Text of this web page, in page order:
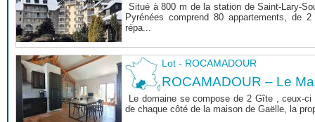
Situé à 800 m de la station de Saint-Lary-
Pyrénées comprend 80 appartements, de
répa...
Lot - ROCAMADOUR
ROCAMADOUR – Le
Le domaine se compose de 2 Gîte , ceux-
de chaque côté de la maison de Gaëlle, la